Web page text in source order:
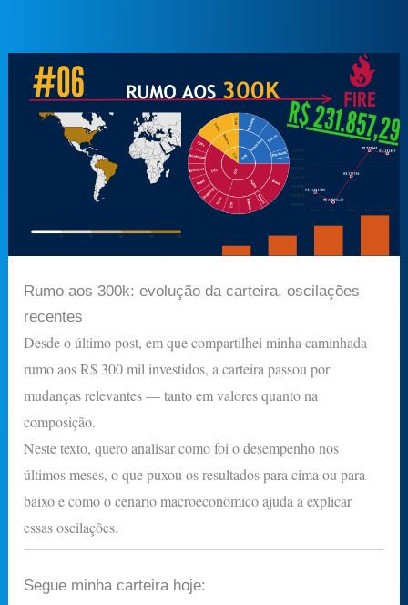
Rumo aos 300k: evolução da carteira, oscilações
recentes
Desde o último post, em que compartilhei minha caminhada
rumo aos R$ 300 mil investidos, a carteira passou por
mudanças relevantes — tanto em valores quanto na
composição.
Neste texto, quero analisar como foi o desempenho nos
últimos meses, o que puxou os resultados para cima ou para
baixo e como o cenário macroeconômico ajuda a explicar
essas oscilações.
Segue minha carteira hoje: